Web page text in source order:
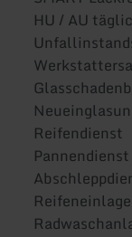
HU / AU
Reifendienst
Pannendienst